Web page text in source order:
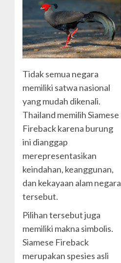
Tidak semua negara
memiliki satwa nasional
yang mudah dikenali.
Thailand memilih Siamese
Fireback karena burung
ini dianggap
merepresentasikan
keindahan, keanggunan,
dan kekayaan alam negara
tersebut.
Pilihan tersebut juga
memiliki makna simbolis.
Siamese Fireback
merupakan spesies asli